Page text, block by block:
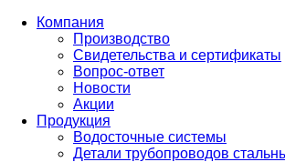
Компания
Производство
Свидетельства и сертификаты
Вопрос-ответ
Новости
Акции
Продукция
Водосточные системы
Детали трубопроводов